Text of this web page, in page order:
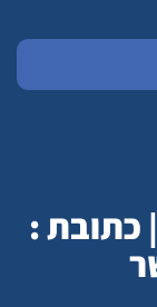
טלפון : 077-2085240 | כתובת :